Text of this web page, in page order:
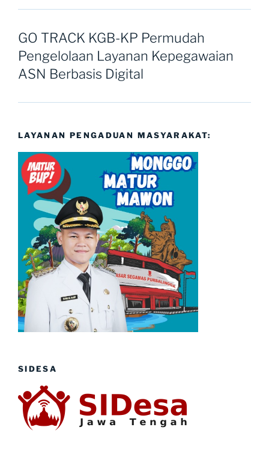
GO TRACK KGB-KP Permudah
Pengelolaan Layanan Kepegawaian
ASN Berbasis Digital
LAYANAN PENGADUAN MASYARAKAT:
SIDESA